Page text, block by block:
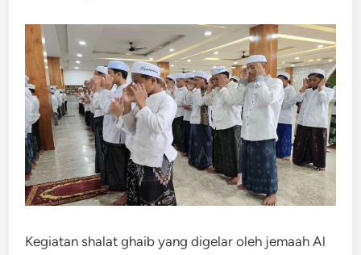
Kegiatan shalat ghaib yang digelar oleh jemaah Al